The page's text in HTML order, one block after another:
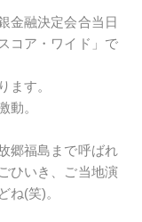
金融決定会合当日
コア・ワイド」で
ます。
動。
郷福島まで呼ばれ
ひいき、ご当地演
ね(笑)。